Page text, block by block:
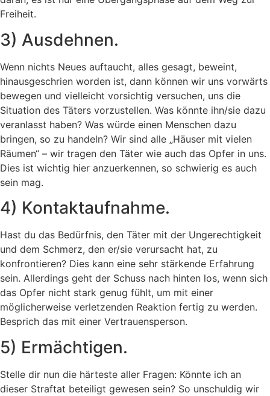
Freiheit.
3) Ausdehnen.
Wenn nichts Neues auftaucht, alles gesagt, beweint,
hinausgeschrien worden ist, dann können wir uns vorwärts
bewegen und vielleicht vorsichtig versuchen, uns die
Situation des Täters vorzustellen. Was könnte ihn/sie dazu
veranlasst haben? Was würde einen Menschen dazu
bringen, so zu handeln? Wir sind alle „Häuser mit vielen
Räumen“ – wir tragen den Täter wie auch das Opfer in uns.
Dies ist wichtig hier anzuerkennen, so schwierig es auch
sein mag.
4) Kontaktaufnahme.
Hast du das Bedürfnis, den Täter mit der Ungerechtigkeit
und dem Schmerz, den er/sie verursacht hat, zu
konfrontieren? Dies kann eine sehr stärkende Erfahrung
sein. Allerdings geht der Schuss nach hinten los, wenn sich
das Opfer nicht stark genug fühlt, um mit einer
möglicherweise verletzenden Reaktion fertig zu werden.
Besprich das mit einer Vertrauensperson.
5) Ermächtigen.
Stelle dir nun die härteste aller Fragen: Könnte ich an
dieser Straftat beteiligt gewesen sein? So unschuldig wir